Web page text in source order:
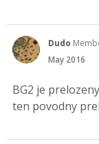
Dudo
May 2016
BG2 je
ten povodny